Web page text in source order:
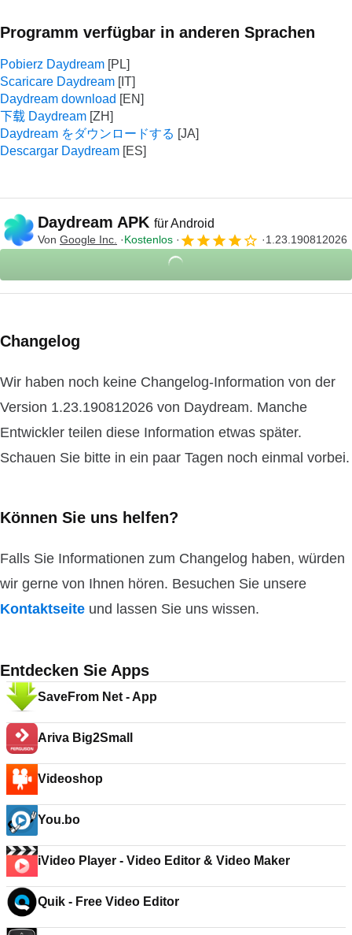
Programm verfügbar in anderen Sprachen
Pobierz Daydream
Scaricare Daydream
Daydream download
下载 Daydream
Daydream をダウンロードする
Descargar Daydream
Daydream APK für Android
Von Google Inc. Kostenlos 1.23.190812026
Changelog
Wir haben noch keine Changelog-Information von der
Version 1.23.190812026 von Daydream. Manche
Entwickler teilen diese Information etwas später.
Schauen Sie bitte in ein paar Tagen noch einmal vorbei.
Können Sie uns helfen?
Falls Sie Informationen zum Changelog haben, würden
wir gerne von Ihnen hören. Besuchen Sie unsere
Kontaktseite und lassen Sie uns wissen.
Entdecken Sie Apps
SaveFrom Net - App
Ariva Big2Small
Videoshop
You.bo
iVideo Player - Video Editor & Video Maker
Quik - Free Video Editor